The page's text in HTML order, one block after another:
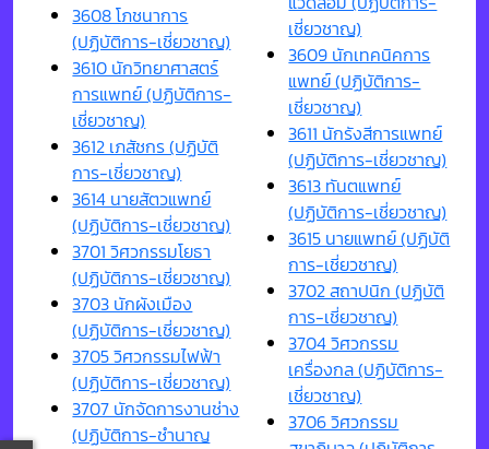
3608 โภชนาการ
(ปฏิบัติการ-เชี่ยวชาญ)
3610 นักวิทยาศาสตร์
การแพทย์ (ปฏิบัติการ-
เชี่ยวชาญ)
3612 เภสัชกร (ปฏิบัติ
การ-เชี่ยวชาญ)
3614 นายสัตวแพทย์
(ปฏิบัติการ-เชี่ยวชาญ)
3701 วิศวกรรมโยธา
(ปฏิบัติการ-เชี่ยวชาญ)
3703 นักผังเมือง
(ปฏิบัติการ-เชี่ยวชาญ)
3705 วิศวกรรมไฟฟ้า
(ปฏิบัติการ-เชี่ยวชาญ)
3707 นักจัดการงานช่าง
(ปฏิบัติการ-ชำนาญ
เชี่ยวชาญ)
3609 นักเทคนิคการ
แพทย์ (ปฏิบัติการ-
เชี่ยวชาญ)
3611 นักรังสีการแพทย์
(ปฏิบัติการ-เชี่ยวชาญ)
3613 ทันตแพทย์
(ปฏิบัติการ-เชี่ยวชาญ)
3615 นายแพทย์ (ปฏิบัติ
การ-เชี่ยวชาญ)
3702 สถาปนิก (ปฏิบัติ
การ-เชี่ยวชาญ)
3704 วิศวกรรม
เครื่องกล (ปฏิบัติการ-
เชี่ยวชาญ)
3706 วิศวกรรม